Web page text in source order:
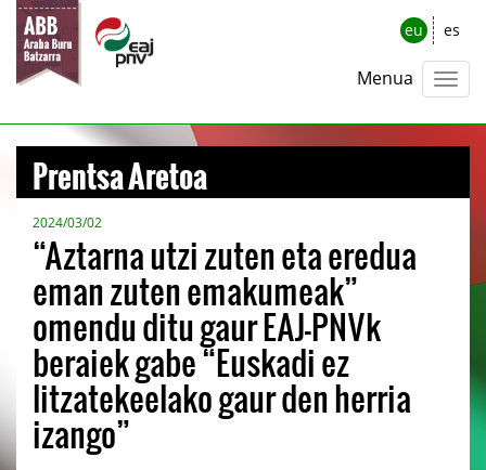
eu es
Menua
Prentsa Aretoa
2024/03/02
“Aztarna utzi zuten eta eredua
eman zuten emakumeak”
omendu ditu gaur EAJ-PNVk
beraiek gabe “Euskadi ez
litzatekeelako gaur den herria
izango”